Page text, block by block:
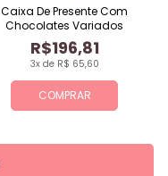
COMPRAR
3x de R$ 65,60
R$196,81
Caixa De Presente Com
Chocolates Variados